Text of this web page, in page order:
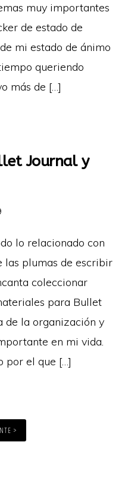
muy importantes
de estado de
mi estado de ánimo
queriendo
más de […]
Journal y
lo relacionado con
las plumas de escribir
coleccionar
para Bullet
de la organización y
en mi vida.
por el que […]
>